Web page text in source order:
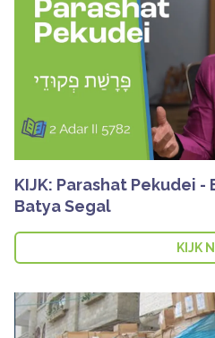
KIJK: Parashat Pekudei
Batya Segal
KIJK